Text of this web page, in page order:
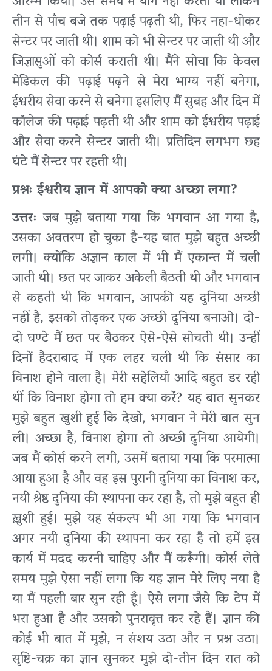
तीन से पाँच बजे तक पढ़ाई पढ़ती थी, फिर नहा-धोकर
सेन्टर पर जाती थी। शाम को भी सेन्टर पर जाती थी और
जिज्ञासुओं को कोर्स कराती थी। मैंने सोचा कि केवल
मेडिकल की पढ़ाई पढ़ने से मेरा भाग्य नहीं बनेगा,
ईश्वरीय सेवा करने से बनेगा इसलिए मैं सुबह और दिन में
कॉलेज की पढ़ाई पढ़ती थी और शाम को ईश्वरीय पढ़ाई
और सेवा करने सेन्टर जाती थी। प्रतिदिन लगभग छह
घंटे मैं सेन्टर पर रहती थी।
प्रश्नः ईश्वरीय ज्ञान में आपको क्या अच्छा लगा?
उत्तरः जब मुझे बताया गया कि भगवान आ गया है,
उसका अवतरण हो चुका है-यह बात मुझे बहुत अच्छी
लगी। क्योंकि अज्ञान काल में भी मैं एकान्त में चली
जाती थी। छत पर जाकर अकेली बैठती थी और भगवान
से कहती थी कि भगवान, आपकी यह दुनिया अच्छी
नहीं है, इसको तोड़कर एक अच्छी दुनिया बनाओ। दो-
दो घण्टे मैं छत पर बैठकर ऐसे-ऐसे सोचती थी। उन्हीं
दिनों हैदराबाद में एक लहर चली थी कि संसार का
विनाश होने वाला है। मेरी सहेलियाँ आदि बहुत डर रही
थीं कि विनाश होगा तो हम क्या करें? यह बात सुनकर
मुझे बहुत खुशी हुई कि देखो, भगवान ने मेरी बात सुन
ली। अच्छा है, विनाश होगा तो अच्छी दुनिया आयेगी।
जब मैं कोर्स करने लगी, उसमें बताया गया कि परमात्मा
आया हुआ है और वह इस पुरानी दुनिया का विनाश कर,
नयी श्रेष्ठ दुनिया की स्थापना कर रहा है, तो मुझे बहुत ही
ख़ुशी हुई। मुझे यह संकल्प भी आ गया कि भगवान
अगर नयी दुनिया की स्थापना कर रहा है तो हमें इस
कार्य में मदद करनी चाहिए और मैं करूँगी। कोर्स लेते
समय मुझे ऐसा नहीं लगा कि यह ज्ञान मेरे लिए नया है
या मैं पहली बार सुन रही हूँ। ऐसे लगा जैसे कि टेप में
भरा हुआ है और उसको पुनरावृत्त कर रहे हैं। ज्ञान की
कोई भी बात में मुझे, न संशय उठा और न प्रश्न उठा।
सृष्टि-चक्र का ज्ञान सुनकर मुझे दो-तीन दिन रात को